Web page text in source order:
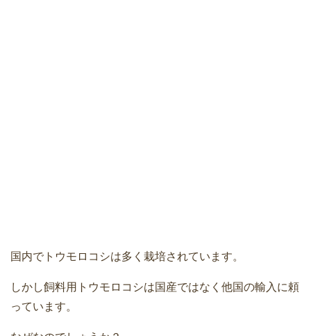
国内でトウモロコシは多く栽培されています。
しかし飼料用トウモロコシは国産ではなく他国の輸入に頼
っています。